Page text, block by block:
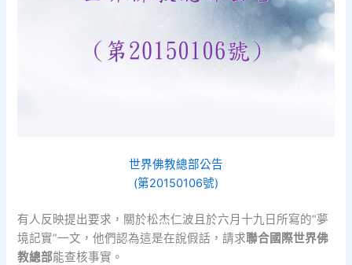
世界佛教總部公告
(第20150106號)
有人反映提出要求，關於松杰仁波且於六月十九日所寫的“夢
境記實”一文，他們認為這是在說假話，請求聯合國際世界佛
教總部能查核事實。